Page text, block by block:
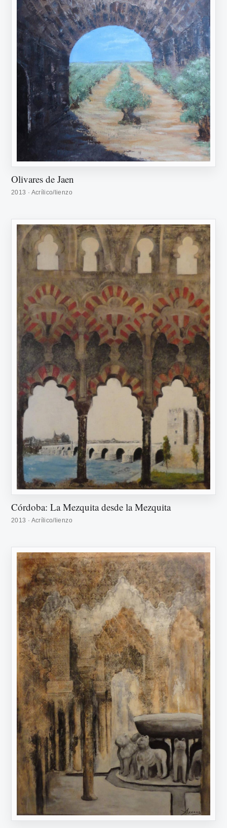
Olivares de Jaen
2013 · Acrílico/lienzo
Córdoba: La Mezquita desde la Mezquita
2013 · Acrílico/lienzo